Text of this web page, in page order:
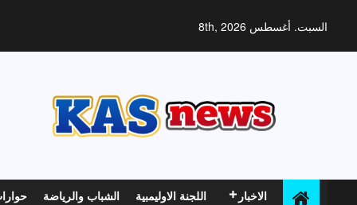
السبت. أغسطس 8th, 2026
الاخبار اللجنة الاوليمبية الشباب والرياضة